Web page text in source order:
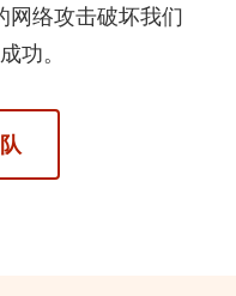
网络攻击破坏我们
功。